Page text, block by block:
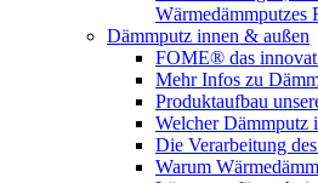
Wärmedämmputzes
Dämmputz innen & außen
FOME® das
Mehr Infos zu
Produktaufbau
Welcher Dämmputz
Die Verarbeitung
Warum